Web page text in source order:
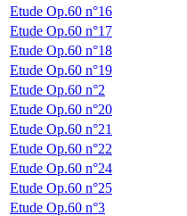
Etude Op.60 n°16
Etude Op.60 n°17
Etude Op.60 n°18
Etude Op.60 n°19
Etude Op.60 n°2
Etude Op.60 n°20
Etude Op.60 n°21
Etude Op.60 n°22
Etude Op.60 n°24
Etude Op.60 n°25
Etude Op.60 n°3